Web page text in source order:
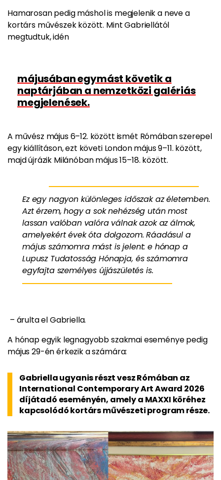
Hamarosan pedig máshol is megjelenik a neve a
kortárs művészek között. Mint Gabriellától
megtudtuk, idén
májusában egymást követik a
naptárjában a nemzetközi galériás
megjelenések.
A művész május 6–12. között ismét Rómában szerepel
egy kiállításon, ezt követi London május 9–11. között,
majd újrázik Milánóban május 15–18. között.
Ez egy nagyon különleges időszak az életemben.
Azt érzem, hogy a sok nehézség után most
lassan valóban valóra válnak azok az álmok,
amelyekért évek óta dolgozom. Ráadásul a
május számomra mást is jelent: e hónap a
Lupusz Tudatosság Hónapja, és számomra
egyfajta személyes újjászületés is.
– árulta el Gabriella.
A hónap egyik legnagyobb szakmai eseménye pedig
május 29-én érkezik a számára:
Gabriella ugyanis részt vesz Rómában az
International Contemporary Art Award 2026
díjátadó eseményén, amely a MAXXI köréhez
kapcsolódó kortárs művészeti program része.